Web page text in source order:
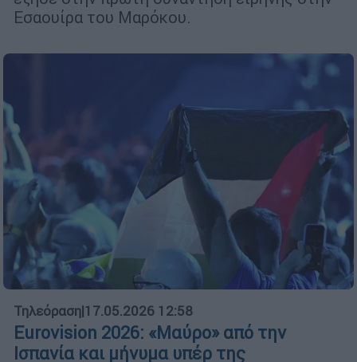
Εσαουίρα του Μαρόκου.
Τηλεόραση|17.05.2026 12:58
Eurovision 2026: «Μαύρο» από την
Ισπανία και μήνυμα υπέρ της